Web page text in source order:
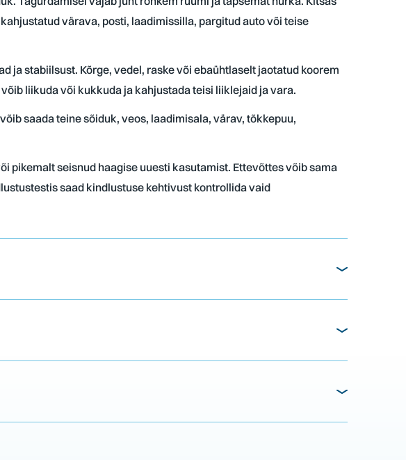
värava, posti, laadimissilla, pargitud auto või teise
ja stabiilsust. Kõrge, vedel, raske või ebaühtlaselt jaotatud koorem
liikuda või kukkuda ja kahjustada teisi liiklejaid ja vara.
saada teine sõiduk, veos, laadimisala, värav, tõkkepuu,
pikemalt seisnud haagise uuesti kasutamist. Ettevõttes võib sama
saad kindlustuse kehtivust kontrollida vaid